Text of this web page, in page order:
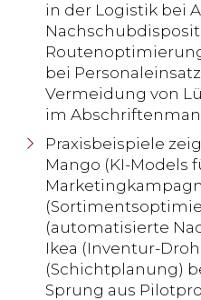
in der Logistik bei
bei
Vermeidung von
im
Praxisbeispiele
Mango (KI-Models
(automatisierte
Ikea (Inventur-
(Schichtplanung)
Sprung aus